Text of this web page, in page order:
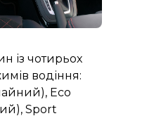
із чотирьох
водіння:
Eco
Sport